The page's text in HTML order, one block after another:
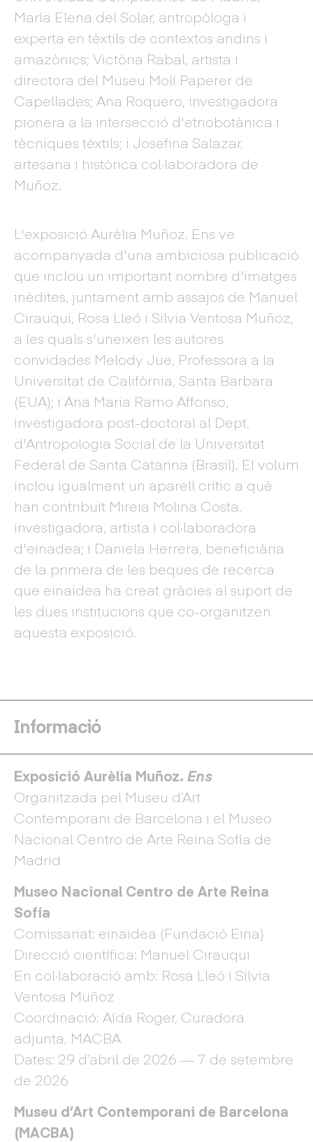
María Elena del Solar, antropòloga i
experta en tèxtils de contextos andins i
amazònics; Victòria Rabal, artista i
directora del Museu Molí Paperer de
Capellades; Ana Roquero, investigadora
pionera a la intersecció d'etnobotànica i
tècniques tèxtils; i Josefina Salazar,
artesana i històrica col·laboradora de
Muñoz.
L'exposició Aurèlia Muñoz. Ens ve
acompanyada d'una ambiciosa publicació
que inclou un important nombre d'imatges
inèdites, juntament amb assajos de Manuel
Cirauqui, Rosa Lleó i Silvia Ventosa Muñoz,
a les quals s'uneixen les autores
convidades Melody Jue, Professora a la
Universitat de Califòrnia, Santa Barbara
(EUA); i Ana Maria Ramo Affonso,
investigadora post-doctoral al Dept.
d'Antropologia Social de la Universitat
Federal de Santa Catarina (Brasil). El volum
inclou igualment un aparell crític a què
han contribuït Mireia Molina Costa,
investigadora, artista i col·laboradora
d'einadea; i Daniela Herrera, beneficiària
de la primera de les beques de recerca
que einaidea ha creat gràcies al suport de
les dues institucions que co-organitzen
aquesta exposició.
Informació
Exposició Aurèlia Muñoz. Ens
Organitzada pel Museu d’Art
Contemporani de Barcelona i el Museo
Nacional Centro de Arte Reina Sofía de
Madrid
Museo Nacional Centro de Arte Reina
Sofía
Comissariat: einaidea (Fundació Eina)
Direcció científica: Manuel Cirauqui
En col·laboració amb: Rosa Lleó i Sílvia
Ventosa Muñoz
Coordinació: Aída Roger, Curadora
adjunta, MACBA
Dates: 29 d’abril de 2026 — 7 de setembre
de 2026
Museu d’Art Contemporani de Barcelona
(MACBA)